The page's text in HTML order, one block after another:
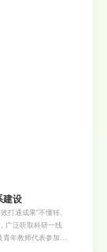
建设
打通成果“不懂转、
广泛听取科研一线
年教师代表参加会